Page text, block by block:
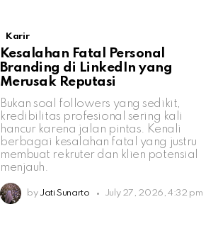
Karir
Kesalahan Fatal Personal
Branding di LinkedIn yang
Merusak Reputasi
Bukan soal followers yang sedikit,
kredibilitas profesional sering kali
hancur karena jalan pintas. Kenali
berbagai kesalahan fatal yang justru
membuat rekruter dan klien potensial
menjauh.
by Jati Sunarto July 27, 2026, 4:32 pm